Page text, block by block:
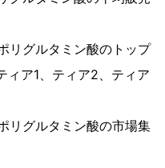
リグルタミン酸のトップ
ィア1、ティア2、ティア
リグルタミン酸の市場集